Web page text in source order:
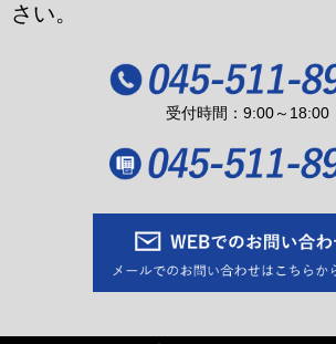
さい。
受付時間：9:00～18:00